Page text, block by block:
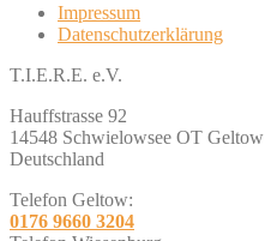
Impressum
Datenschutzerklärung
T.I.E.R.E. e.V.
Hauffstrasse 92
14548 Schwielowsee OT Geltow
Deutschland
Telefon Geltow:
0176 9660 3204